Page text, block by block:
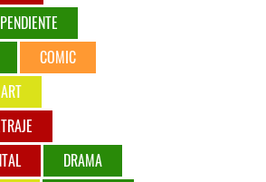
COMIC
DRAMA